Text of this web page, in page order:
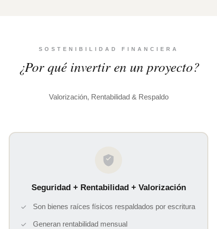
SOSTENIBILIDAD FINANCIERA
¿Por qué invertir en un proyecto?
Valorización, Rentabilidad & Respaldo
Seguridad + Rentabilidad + Valorización
Son bienes raíces físicos respaldados por escritura
Generan rentabilidad mensual